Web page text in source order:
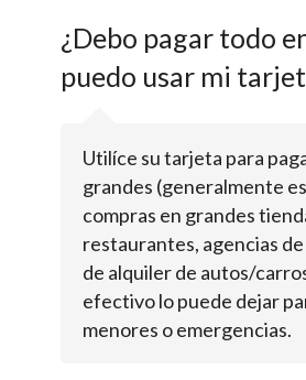
¿Debo pagar todo
puedo usar mi
Utilíce su tarjeta para
grandes (generalmente
compras en grandes
restaurantes, agencias
de alquiler de autos/
efectivo lo puede dejar
menores o emergencias.